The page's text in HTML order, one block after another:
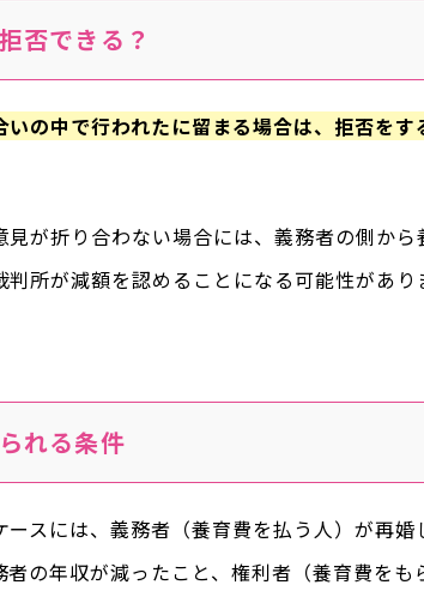
否できる？
いの中で行われたに留まる場合は、拒否をす
見が折り合わない場合には、義務者の側から
所が減額を認めることになる可能性があり
れる条件
スには、義務者（養育費を払う人）が再婚
の年収が減ったこと、権利者（養育費をも